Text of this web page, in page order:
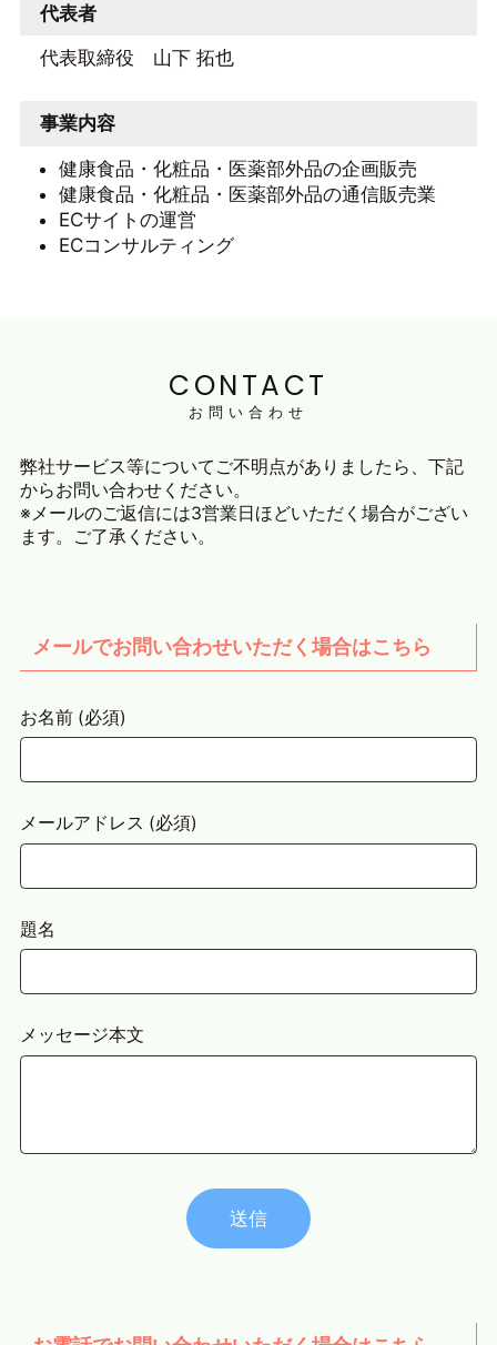
代表者
代表取締役 山下 拓也
事業内容
健康食品・化粧品・医薬部外品の企画販売
健康食品・化粧品・医薬部外品の通信販売業
ECサイトの運営
ECコンサルティング
CONTACT
お問い合わせ
弊社サービス等についてご不明点がありましたら、下記
からお問い合わせください。
※メールのご返信には3営業日ほどいただく場合がござい
ます。ご了承ください。
メールでお問い合わせいただく場合はこちら
お名前 (必須)
メールアドレス (必須)
題名
メッセージ本文